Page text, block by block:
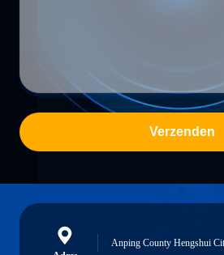
Verzenden
Anping County Hengshui